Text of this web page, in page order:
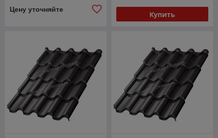
Цену уточняйте
Купить